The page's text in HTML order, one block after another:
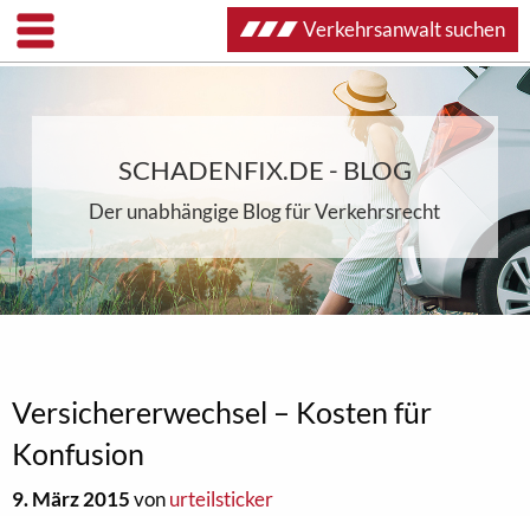
SCHADENFIX.DE - BLOG
Der unabhängige Blog für Verkehrsrecht
Versichererwechsel – Kosten für
Konfusion
9. März 2015vonurteilsticker
Verkehrsanwalt suchen